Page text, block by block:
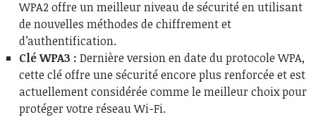
WPA2 offre un meilleur niveau de sécurité en utilisant
de nouvelles méthodes de chiffrement et
d’authentification.
Clé WPA3 : Dernière version en date du protocole WPA,
cette clé offre une sécurité encore plus renforcée et est
actuellement considérée comme le meilleur choix pour
protéger votre réseau Wi-Fi.